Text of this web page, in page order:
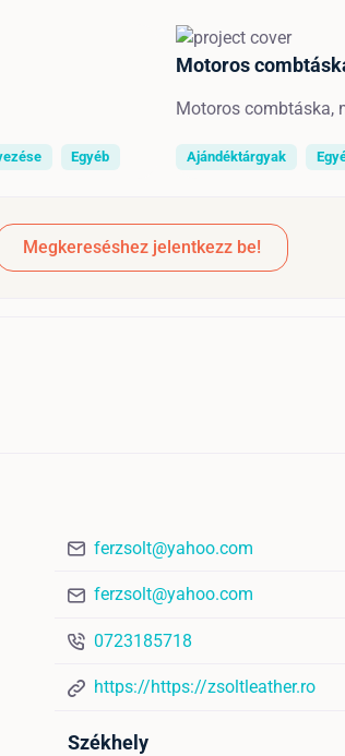
Egyéb
Motoros
Motoros combtáska,
Ajándéktárgyak
Megkereséshez jelentkezz be!
ferzsolt@yahoo.com
ferzsolt@yahoo.com
0723185718
https://https://zsoltleather.ro
Székhely